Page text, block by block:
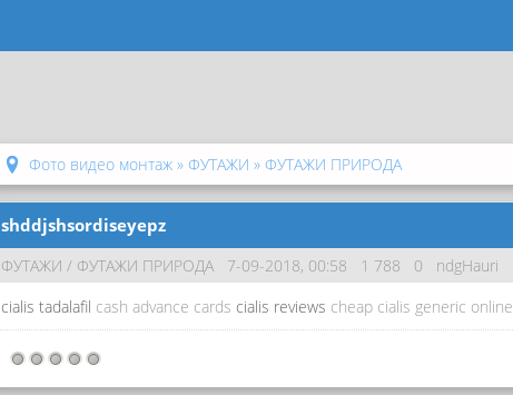
Фото видео монтаж » ФУТАЖИ » ФУТАЖИ ПРИРОДА
shddjshsordiseyepz
ФУТАЖИ / ФУТАЖИ ПРИРОДА 7-09-2018, 00:58 1 788 0
ndgHauri
cialis tadalafil cash advance cards cialis reviews cheap cialis generic online